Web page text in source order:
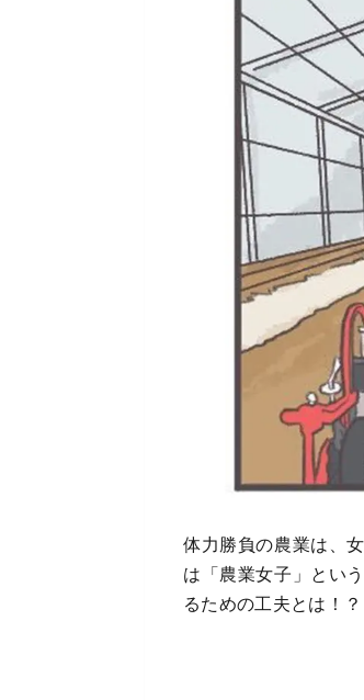
体力勝負の農業は、
は「農業女子」とい
るための工夫とは！？